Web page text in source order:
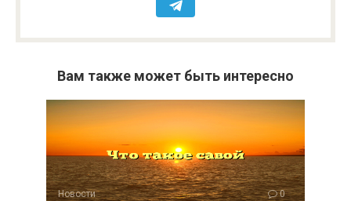
Вам также может быть интересно
Новости 0